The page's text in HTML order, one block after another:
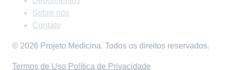
Sobre nós
Contato
© 2026 Projeto Medicina. Todos os direitos reservados.
Termos de Uso Política de Privacidade